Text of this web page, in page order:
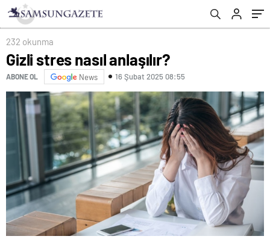
232 okunma
Gizli stres nasıl anlaşılır?
ABONE OL News 16 Şubat 2025 08:55